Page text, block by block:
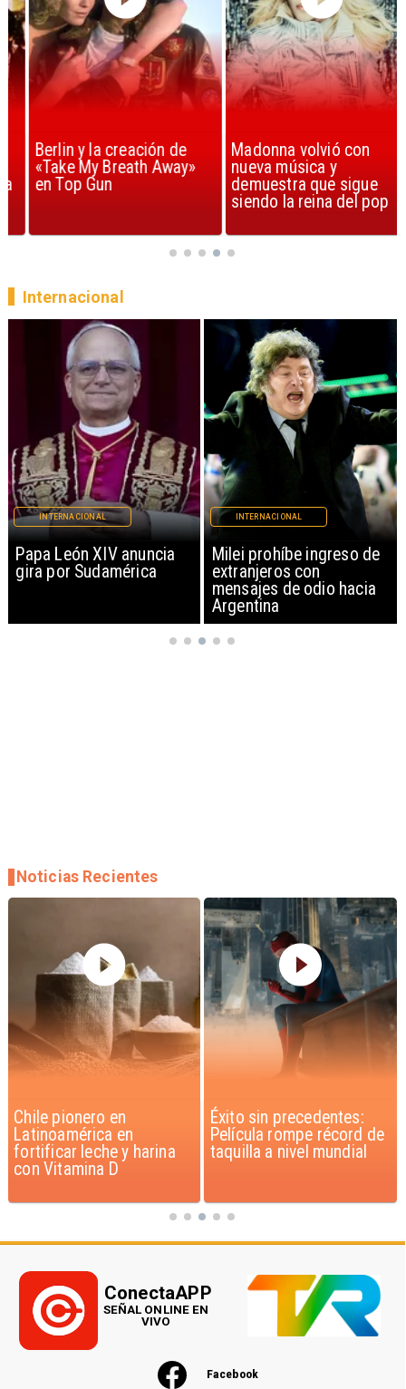
Berlin y la creación de
«Take My Breath Away»
en Top Gun
Madonna volvió con
nueva música y
demuestra que sigue
siendo la reina del pop
Papa León XIV anuncia
gira por Sudamérica
INTERNACIONAL
Milei prohíbe ingreso de
extranjeros con
mensajes de odio hacia
Argentina
INTERNACIONAL
Internacional
Éxito sin precedentes:
Película rompe récord de
taquilla a nivel mundial
Corte Suprema confirma
pago de $1.000 millones
por caso ProCultura
Noticias Recientes
Facebook
ConectaAPP
SEÑAL ONLINE EN
VIVO